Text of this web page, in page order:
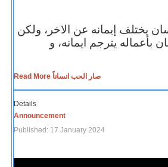
يختلف إيمانه عن الاخر، ولكن
بأعماله يترجم ايمانه، و
Read More صار الحب انساناً
Details
Announcement
Published: 17 January 2024